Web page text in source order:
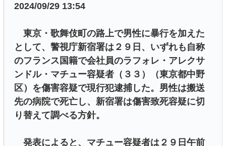
2024/09/29 13:54
東京・歌舞伎町の路上で男性に暴行を加えた
として、警視庁新宿署は２９日、いずれも自称
のフランス国籍で会社員のラフォレ・アレクサ
ンドル・マチュー容疑者（３３）（東京都中野
区）を傷害容疑で現行犯逮捕した。男性は搬送
先の病院で死亡し、新宿署は傷害致死容疑に切
り替えて調べる方針。
発表によると、マチュー容疑者は２９日午前